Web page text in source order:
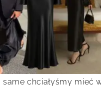
same chciałyśmy mieć